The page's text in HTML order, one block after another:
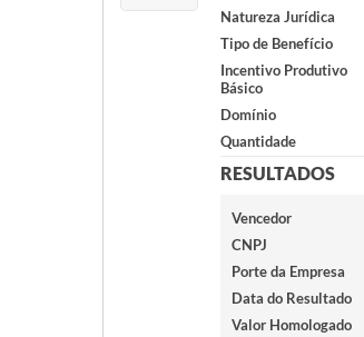
Natureza Jurídica
Tipo de Benefício
Incentivo Produtivo
Básico
Domínio
Quantidade
RESULTADOS
Vencedor
CNPJ
Porte da Empresa
Data do Resultado
Valor Homologado